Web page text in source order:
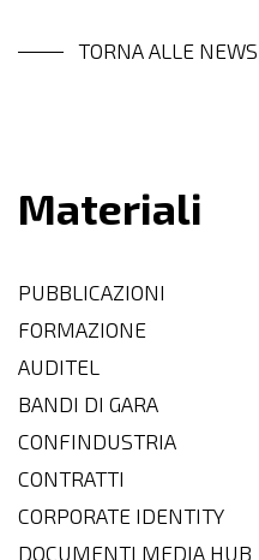
TORNA ALLE NEWS
Materiali
PUBBLICAZIONI
FORMAZIONE
AUDITEL
BANDI DI GARA
CONFINDUSTRIA
CONTRATTI
CORPORATE IDENTITY
DOCUMENTI MEDIA HUB